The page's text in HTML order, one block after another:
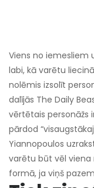
Viens no iemesliem
labi, kā varētu
nolēmis izsolīt
dalījās The Daily
vērtētais personāžs
pārdod
Yiannopoulos
varētu būt vēl viena
formā, ja viņš